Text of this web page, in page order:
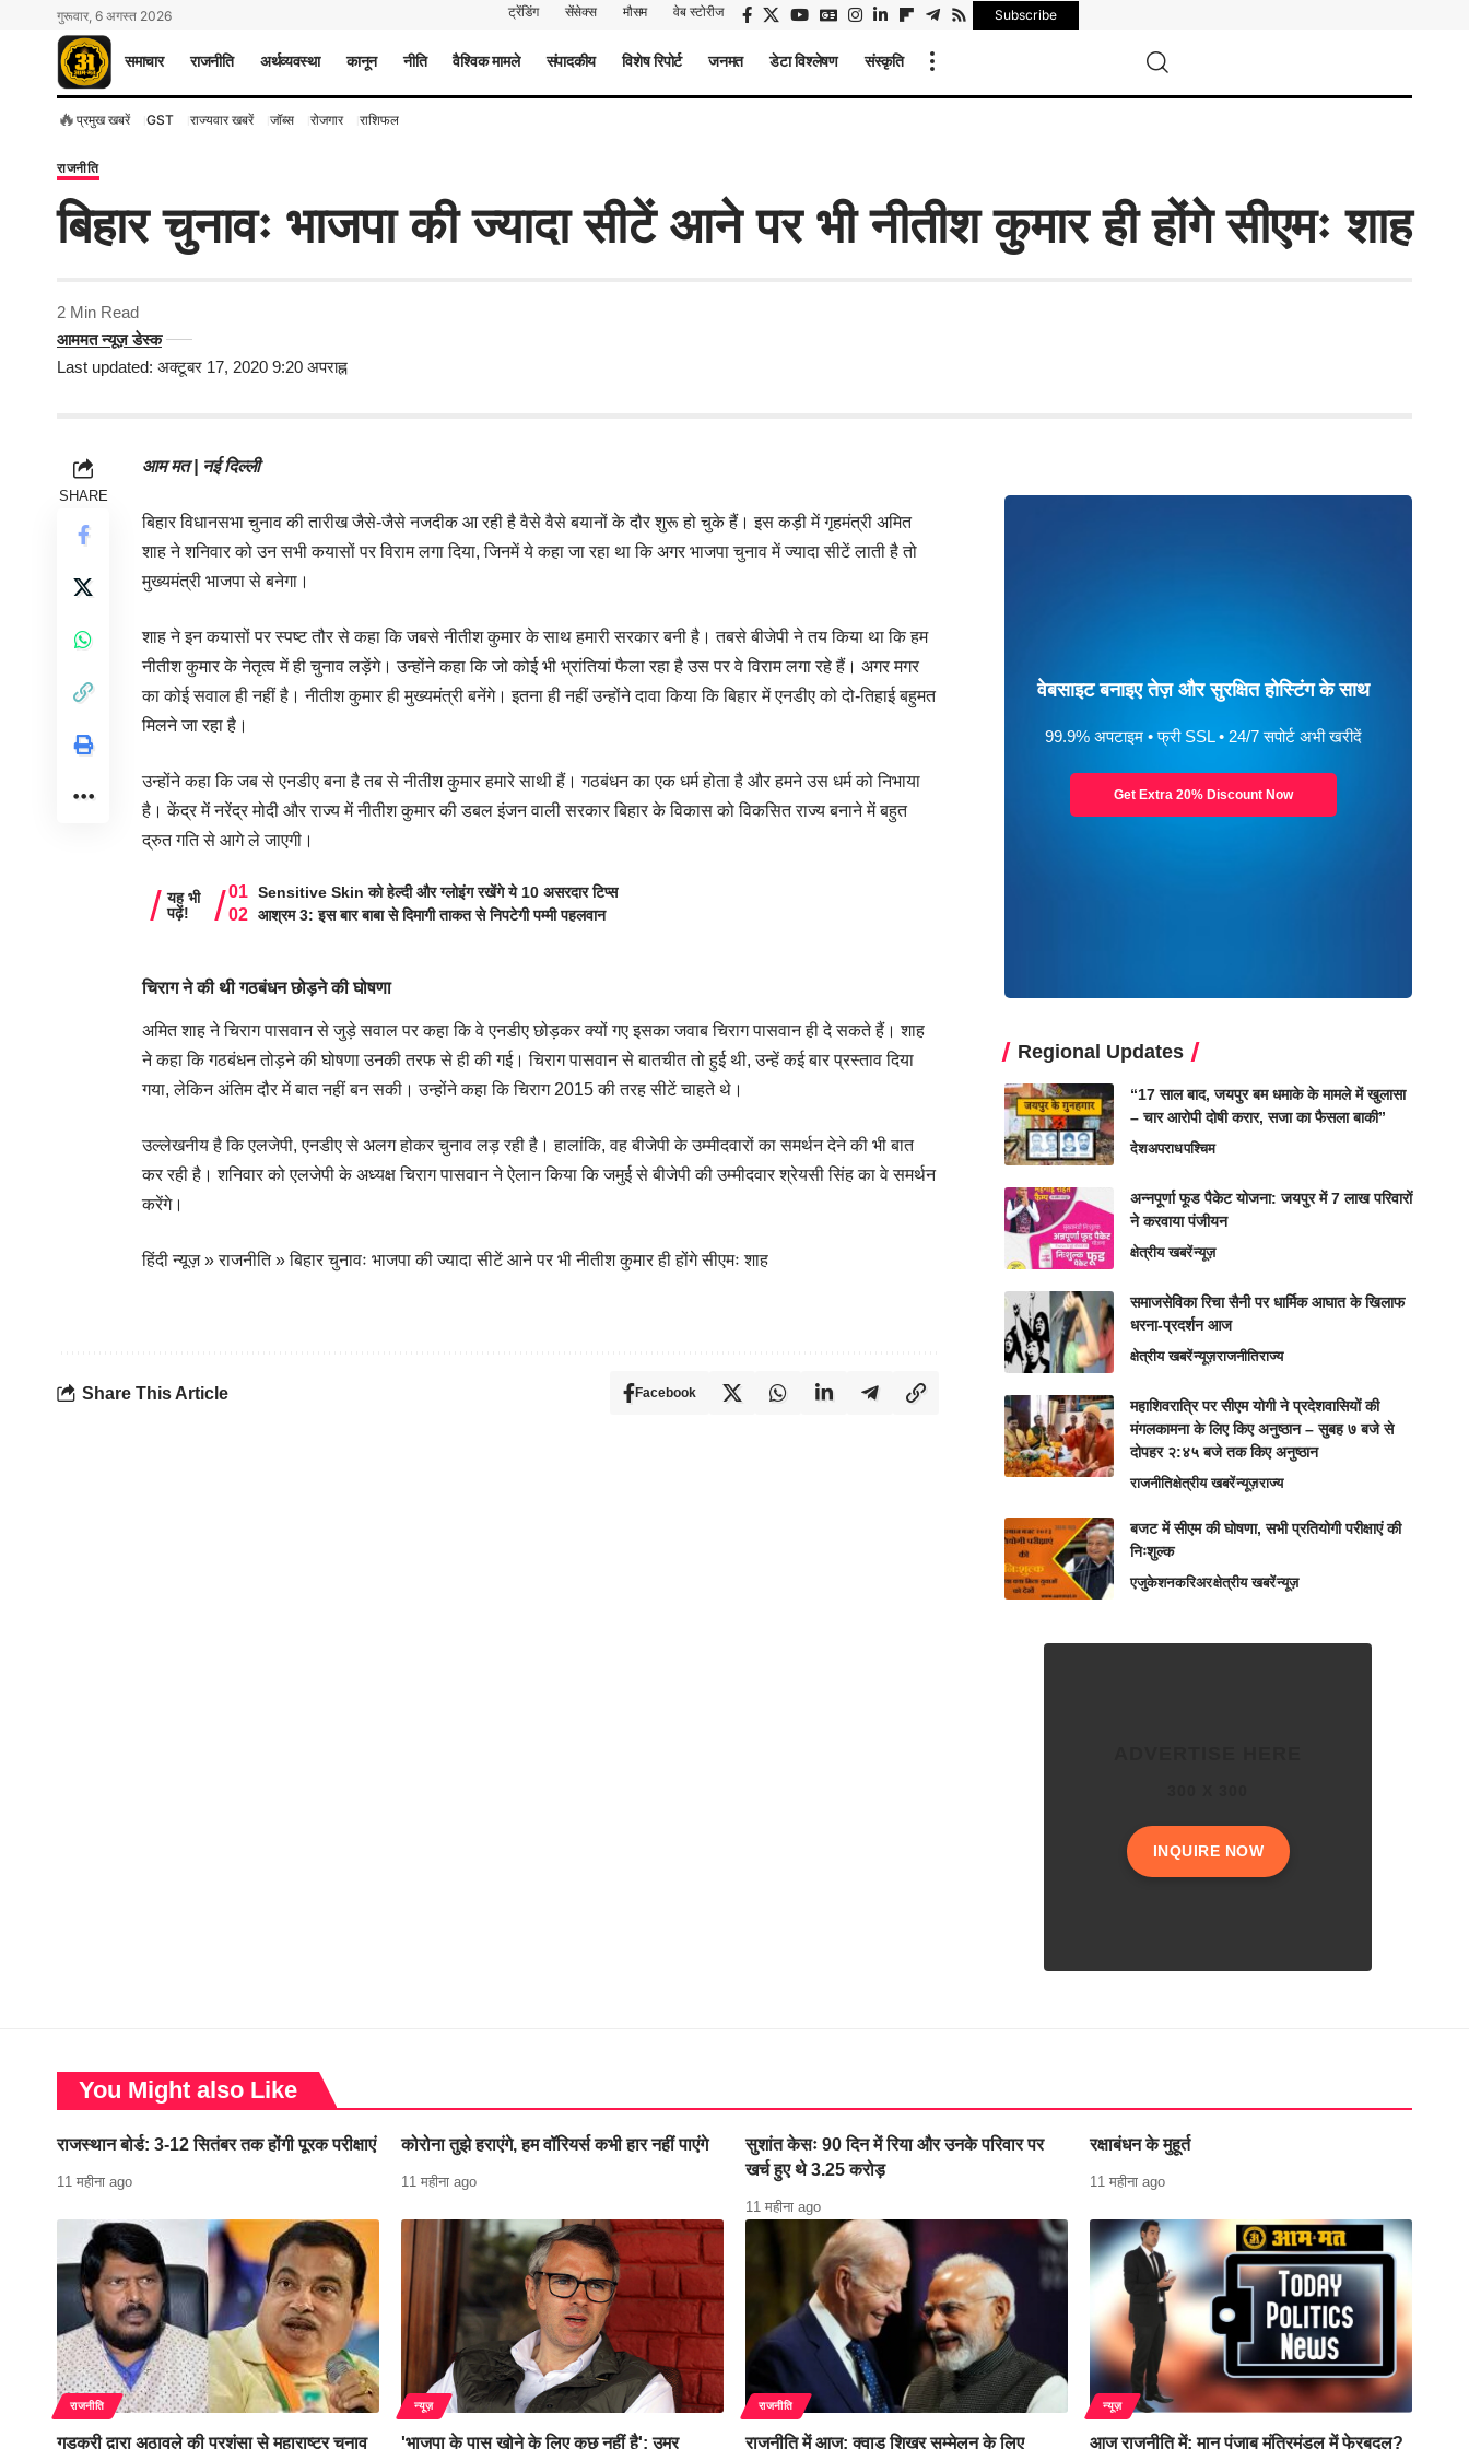
गुरूवार, 6 अगस्त 2026 ट्रेंडिंग सेंसेक्स मौसम वेब स्टोरीज Subscribe
समाचार राजनीति अर्थव्यवस्था कानून नीति वैश्विक मामले संपादकीय विशेष रिपोर्ट जनमत डेटा विश्लेषण संस्कृति
🔥 प्रमुख खबरें GST राज्यवार खबरें जॉब्स रोजगार राशिफल
राजनीति
बिहार चुनावः भाजपा की ज्यादा सीटें आने पर भी नीतीश कुमार ही होंगे सीएमः शाह
Last updated: अक्टूबर 17, 2020 9:20 अपराह्न
आममत न्यूज़ डेस्क
2 Min Read
SHARE
आम मत | नई दिल्ली
बिहार विधानसभा चुनाव की तारीख जैसे-जैसे नजदीक आ रही है वैसे वैसे बयानों के दौर शुरू हो चुके हैं। इस कड़ी में गृहमंत्री अमित
शाह ने शनिवार को उन सभी कयासों पर विराम लगा दिया, जिनमें ये कहा जा रहा था कि अगर भाजपा चुनाव में ज्यादा सीटें लाती है तो
मुख्यमंत्री भाजपा से बनेगा।
शाह ने इन कयासों पर स्पष्ट तौर से कहा कि जबसे नीतीश कुमार के साथ हमारी सरकार बनी है। तबसे बीजेपी ने तय किया था कि हम
नीतीश कुमार के नेतृत्व में ही चुनाव लड़ेंगे। उन्होंने कहा कि जो कोई भी भ्रांतियां फैला रहा है उस पर वे विराम लगा रहे हैं। अगर मगर
का कोई सवाल ही नहीं है। नीतीश कुमार ही मुख्यमंत्री बनेंगे। इतना ही नहीं उन्होंने दावा किया कि बिहार में एनडीए को दो-तिहाई बहुमत
मिलने जा रहा है।
उन्होंने कहा कि जब से एनडीए बना है तब से नीतीश कुमार हमारे साथी हैं। गठबंधन का एक धर्म होता है और हमने उस धर्म को निभाया
है। केंद्र में नरेंद्र मोदी और राज्य में नीतीश कुमार की डबल इंजन वाली सरकार बिहार के विकास को विकसित राज्य बनाने में बहुत
द्रुत गति से आगे ले जाएगी।
यह भी
पढ़ें!
Sensitive Skin को हेल्दी और ग्लोइंग रखेंगे ये 10 असरदार टिप्स
आश्रम 3: इस बार बाबा से दिमागी ताकत से निपटेगी पम्मी पहलवान
चिराग ने की थी गठबंधन छोड़ने की घोषणा
अमित शाह ने चिराग पासवान से जुड़े सवाल पर कहा कि वे एनडीए छोड़कर क्यों गए इसका जवाब चिराग पासवान ही दे सकते हैं। शाह
ने कहा कि गठबंधन तोड़ने की घोषणा उनकी तरफ से ही की गई। चिराग पासवान से बातचीत तो हुई थी, उन्हें कई बार प्रस्ताव दिया
गया, लेकिन अंतिम दौर में बात नहीं बन सकी। उन्होंने कहा कि चिराग 2015 की तरह सीटें चाहते थे।
उल्लेखनीय है कि एलजेपी, एनडीए से अलग होकर चुनाव लड़ रही है। हालांकि, वह बीजेपी के उम्मीदवारों का समर्थन देने की भी बात
कर रही है। शनिवार को एलजेपी के अध्यक्ष चिराग पासवान ने ऐलान किया कि जमुई से बीजेपी की उम्मीदवार श्रेयसी सिंह का वे समर्थन
करेंगे।
हिंदी न्यूज़»राजनीति»बिहार चुनावः भाजपा की ज्यादा सीटें आने पर भी नीतीश कुमार ही होंगे सीएमः शाह
Share This Article Facebook
वेबसाइट बनाइए तेज़ और सुरक्षित होस्टिंग के साथ
99.9% अपटाइम • फ्री SSL • 24/7 सपोर्ट अभी खरीदें
Get Extra 20% Discount Now
Regional Updates
“17 साल बाद, जयपुर बम धमाके के मामले में खुलासा
– चार आरोपी दोषी करार, सजा का फैसला बाकी”
देशअपराधपश्चिम
अन्नपूर्णा फूड पैकेट योजना: जयपुर में 7 लाख परिवारों
ने करवाया पंजीयन
क्षेत्रीय खबरेंन्यूज़
समाजसेविका रिचा सैनी पर धार्मिक आघात के खिलाफ
धरना-प्रदर्शन आज
क्षेत्रीय खबरेंन्यूज़राजनीतिराज्य
महाशिवरात्रि पर सीएम योगी ने प्रदेशवासियों की
मंगलकामना के लिए किए अनुष्ठान – सुबह ७ बजे से
दोपहर २:४५ बजे तक किए अनुष्ठान
राजनीतिक्षेत्रीय खबरेंन्यूज़राज्य
बजट में सीएम की घोषणा, सभी प्रतियोगी परीक्षाएं की
निःशुल्क
एजुकेशनकरिअरक्षेत्रीय खबरेंन्यूज़
INQUIRE NOW
You Might also Like
राजस्थान बोर्ड: 3-12 सितंबर तक होंगी पूरक परीक्षाएं
11 महीना ago
कोरोना तुझे हराएंगे, हम वॉरियर्स कभी हार नहीं पाएंगे
11 महीना ago
सुशांत केसः 90 दिन में रिया और उनके परिवार पर
खर्च हुए थे 3.25 करोड़
11 महीना ago
रक्षाबंधन के मुहूर्त
11 महीना ago
राजनीति
गडकरी द्वारा अठावले की प्रशंसा से महाराष्ट्र चुनाव
न्यूज़
'भाजपा के पास खोने के लिए कुछ नहीं है': उमर
राजनीति
राजनीति में आज: क्वाड शिखर सम्मेलन के लिए
न्यूज़
आज राजनीति में: मान पंजाब मंत्रिमंडल में फेरबदल?